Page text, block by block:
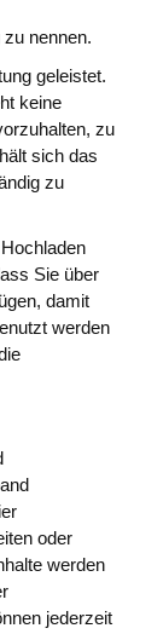
nennen.
geleistet.
keine
zu
sich das
zu
Sie über
damit
werden
oder
werden
jederzeit